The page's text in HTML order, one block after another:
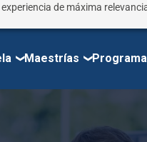
de máxima
Maestrías